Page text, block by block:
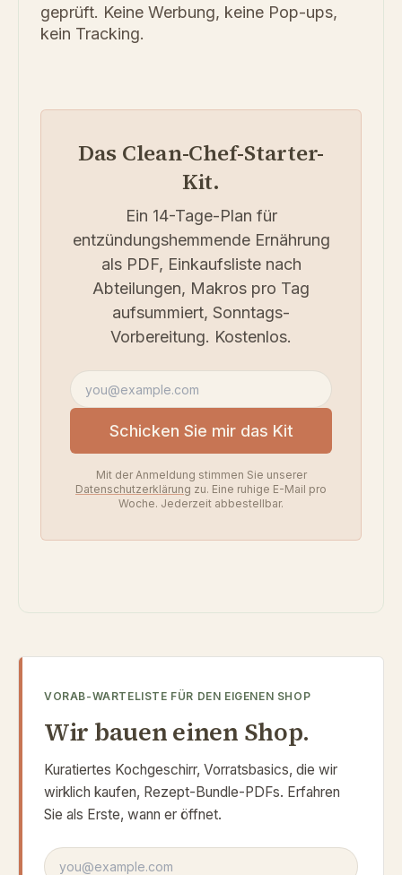
geprüft. Keine Werbung, keine Pop-ups,
kein Tracking.
Das Clean-Chef-Starter-
Kit.
Ein 14-Tage-Plan für
entzündungshemmende Ernährung
als PDF, Einkaufsliste nach
Abteilungen, Makros pro Tag
aufsummiert, Sonntags-
Vorbereitung. Kostenlos.
E-Mail-Adresse
Schicken Sie mir das Kit
Mit der Anmeldung stimmen Sie unserer
Datenschutzerklärung zu. Eine ruhige E-Mail pro
Woche. Jederzeit abbestellbar.
VORAB-WARTELISTE FÜR DEN EIGENEN SHOP
Wir bauen einen Shop.
Kuratiertes Kochgeschirr, Vorratsbasics, die wir
wirklich kaufen, Rezept-Bundle-PDFs. Erfahren
Sie als Erste, wann er öffnet.
E-Mail-Adresse